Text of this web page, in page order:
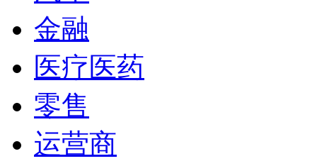
金融
医疗医药
零售
运营商